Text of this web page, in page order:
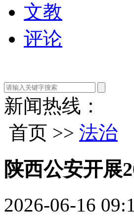
文教
评论
新闻热线：
首页 >> 法治
陕西公安开展
2026-06-16